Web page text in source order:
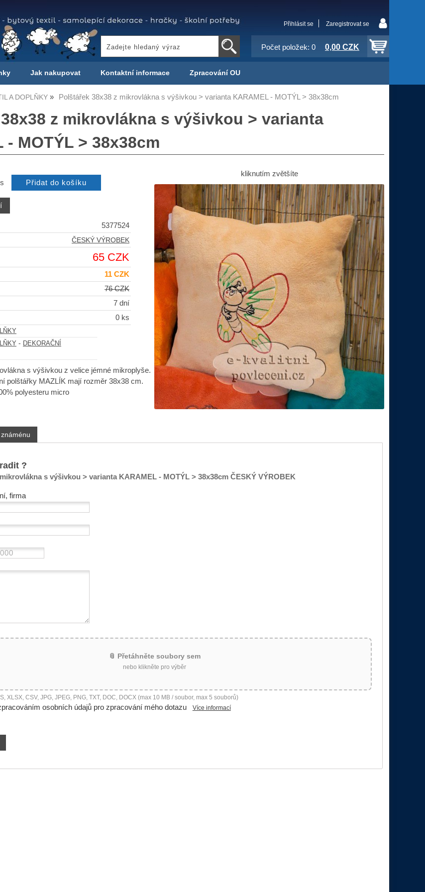
Přihlásit se Zaregistrovat se
Počet položek: 0 0,00 CZK
Jak nakupovat Kontaktní informace Zpracování OU
A DOPLŇKY Polštářek 38x38 z mikrovlákna s výšivkou > varianta KARAMEL - MOTÝL > 38x38cm
z mikrovlákna s výšivkou > varianta
- MOTÝL > 38x38cm
kliknutím zvětšíte
5377524
ČESKÝ VÝROBEK
65 CZK
11 CZK
76 CZK
7 dní
0 ks
- DEKORAČNÍ
s výšivkou z velice jémné mikroplyše.
polštářky MAZLÍK mají rozměr 38x38 cm.
polyesteru micro
?
s výšivkou > varianta KARAMEL - MOTÝL > 38x38cm ČESKÝ VÝROBEK
firma
📎 Přetáhněte soubory sem
nebo klikněte pro výběr
XLSX, CSV, JPG, JPEG, PNG, TXT, DOC, DOCX (max 10 MB / soubor, max 5 souborů)
osobních údajů pro zpracování mého dotazu Více informací